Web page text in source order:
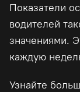
Показатели
водителей
значениями.
каждую
Узнайте